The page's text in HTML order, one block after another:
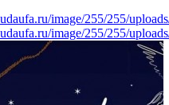
image/255/255/
image/255/255/